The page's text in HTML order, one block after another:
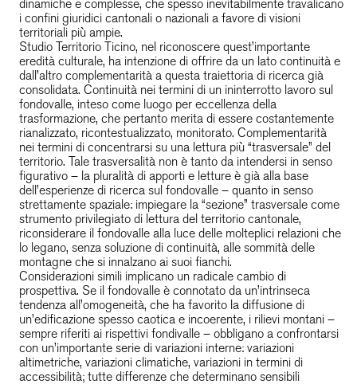
dinamiche e complesse, che spesso inevitabilmente travalicano
i confini giuridici cantonali o nazionali a favore di visioni
territoriali più ampie.
Studio Territorio Ticino, nel riconoscere quest’importante
eredità culturale, ha intenzione di offrire da un lato continuità e
dall’altro complementarità a questa traiettoria di ricerca già
consolidata. Continuità nei termini di un ininterrotto lavoro sul
fondovalle, inteso come luogo per eccellenza della
trasformazione, che pertanto merita di essere costantemente
rianalizzato, ricontestualizzato, monitorato. Complementarità
nei termini di concentrarsi su una lettura più “trasversale” del
territorio. Tale trasversalità non è tanto da intendersi in senso
figurativo – la pluralità di apporti e letture è già alla base
dell’esperienze di ricerca sul fondovalle – quanto in senso
strettamente spaziale: impiegare la “sezione” trasversale come
strumento privilegiato di lettura del territorio cantonale,
riconsiderare il fondovalle alla luce delle molteplici relazioni che
lo legano, senza soluzione di continuità, alle sommità delle
montagne che si innalzano ai suoi fianchi.
Considerazioni simili implicano un radicale cambio di
prospettiva. Se il fondovalle è connotato da un’intrinseca
tendenza all’omogeneità, che ha favorito la diffusione di
un’edificazione spesso caotica e incoerente, i rilievi montani –
sempre riferiti ai rispettivi fondivalle – obbligano a confrontarsi
con un’importante serie di variazioni interne: variazioni
altimetriche, variazioni climatiche, variazioni in termini di
accessibilità; tutte differenze che determinano sensibili